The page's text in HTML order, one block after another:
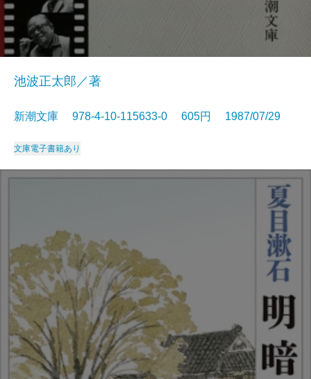
池波正太郎／著
新潮文庫 978-4-10-115633-0 605円 1987/07/29
文庫電子書籍あり